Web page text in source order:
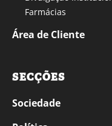
Farmácias
Área de Cliente
SECÇÕES
Sociedade